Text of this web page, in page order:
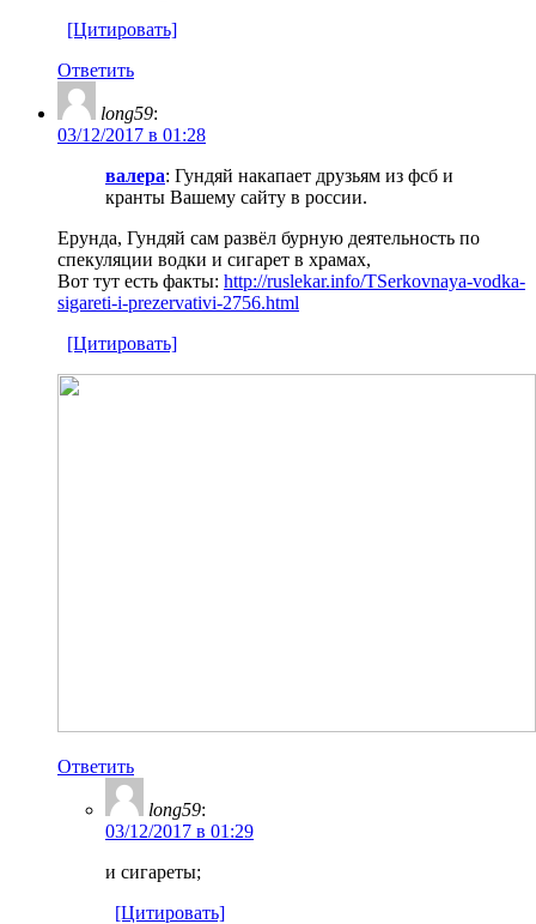
[Цитировать]
Ответить
long59:
03/12/2017 в 01:28
валера: Гундяй накапает друзьям из фсб и
кранты Вашему сайту в россии.
Ерунда, Гундяй сам развёл бурную деятельность по
спекуляции водки и сигарет в храмах,
Вот тут есть факты: http://ruslekar.info/TSerkovnaya-vodka-
sigareti-i-prezervativi-2756.html
[Цитировать]
Ответить
long59:
03/12/2017 в 01:29
и сигареты;
[Цитировать]